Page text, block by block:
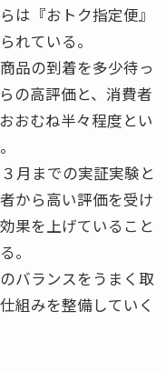
は『おトク指定便』
れている。
品の到着を多少待っ
の高評価と、消費者
おむね半々程度とい
月までの実証実験と
から高い評価を受け
果を上げていること
。
バランスをうまく取
組みを整備していく